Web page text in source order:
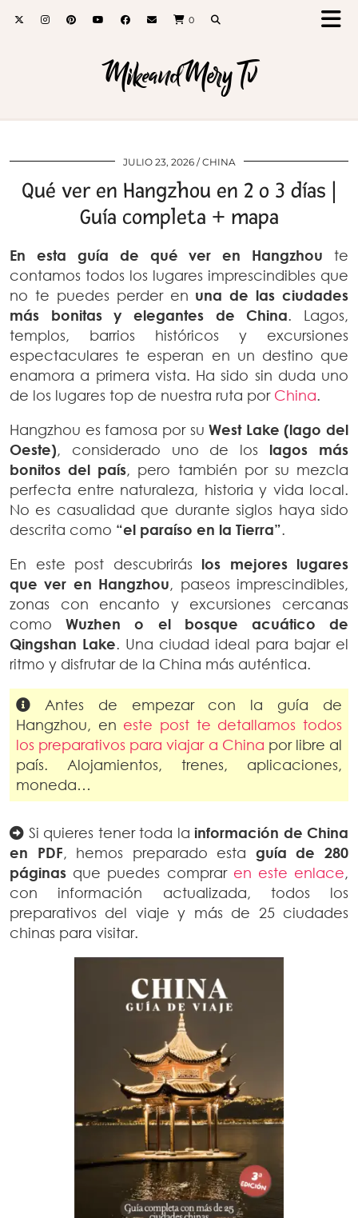
0
MikeandMery Tv
JULIO 23, 2026 CHINA
Qué ver en Hangzhou en 2 o 3 días |
Guía completa + mapa
En esta guía de qué ver en Hangzhou te
contamos todos los lugares imprescindibles que
no te puedes perder en una de las ciudades
más bonitas y elegantes de China. Lagos,
templos, barrios históricos y excursiones
espectaculares te esperan en un destino que
enamora a primera vista. Ha sido sin duda uno
de los lugares top de nuestra ruta por China.
Hangzhou es famosa por suWest Lake (lago del
Oeste), considerado uno de los lagos más
bonitos del país, pero también por su mezcla
perfecta entre naturaleza, historia y vida local.
No es casualidad que durante siglos haya sido
descrita como “el paraíso en la Tierra”.
En este post descubrirás los mejores lugares
que ver en Hangzhou, paseos imprescindibles,
zonas con encanto y excursiones cercanas
comoWuzhen o el bosque acuático de
Qingshan Lake. Una ciudad ideal para bajar el
ritmo y disfrutar de la China más auténtica.
Antes de empezar con la guía de
Hangzhou, en este post te detallamos todos
los preparativos para viajar a China por libre al
país. Alojamientos, trenes, aplicaciones,
moneda…
Si quieres tener toda la información de China
en PDF, hemos preparado esta guía de 280
páginas que puedes comprar en este enlace,
con información actualizada, todos los
preparativos del viaje y más de 25 ciudades
chinas para visitar.